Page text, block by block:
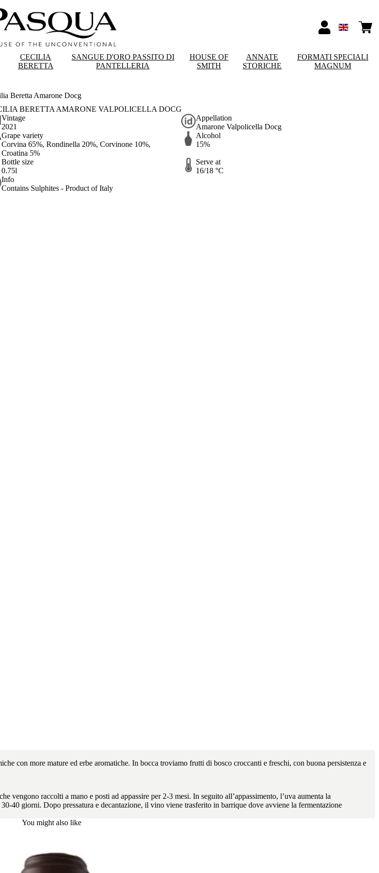
CECILIA
BERETTA
SANGUE D'ORO PASSITO DI
PANTELLERIA
HOUSE OF
SMITH
ANNATE
STORICHE
FORMATI SPECIALI
MAGNUM
Beretta Amarone Docg
BERETTA AMARONE VALPOLICELLA DOCG
Vintage
2021
Appellation
Amarone Valpolicella Docg
Grape variety
Corvina 65%, Rondinella 20%, Corvinone 10%,
Croatina 5%
Alcohol
15%
Bottle size
0.75l
Serve at
16/18 °C
Info
Contains Sulphites - Product of Italy
con more mature ed erbe aromatiche. In bocca troviamo frutti di bosco croccanti e freschi, con buona persistenza e
raccolti a mano e posti ad appassire per 2-3 mesi. In seguito all’appassimento, l’uva aumenta la
40 giorni. Dopo pressatura e decantazione, il vino viene trasferito in barrique dove avviene la fermentazione
You might also like